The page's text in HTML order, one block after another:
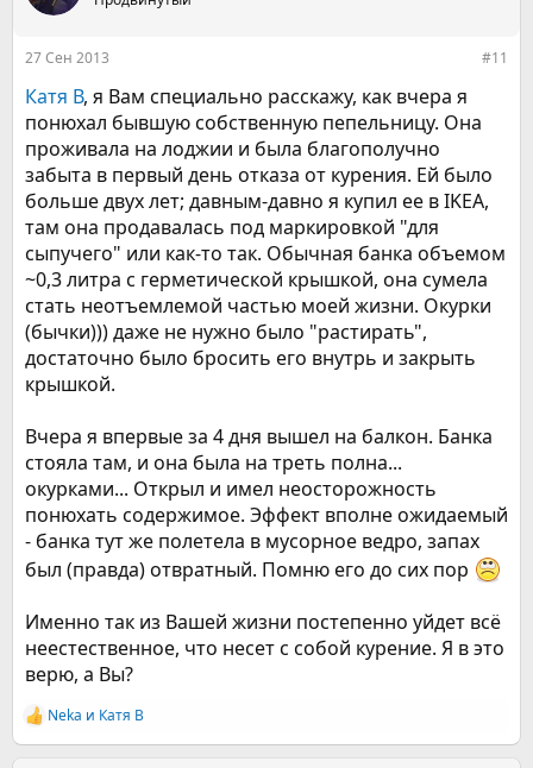
и
27 Сен 2013 #11
Катя В, я Вам специально расскажу, как вчера я
понюхал бывшую собственную пепельницу. Она
проживала на лоджии и была благополучно
забыта в первый день отказа от курения. Ей было
больше двух лет; давным-давно я купил ее в IKEA,
там она продавалась под маркировкой "для
сыпучего" или как-то так. Обычная банка объемом
~0,3 литра с герметической крышкой, она сумела
стать неотъемлемой частью моей жизни. Окурки
(бычки))) даже не нужно было "растирать",
достаточно было бросить его внутрь и закрыть
крышкой.
Вчера я впервые за 4 дня вышел на балкон. Банка
стояла там, и она была на треть полна...
окурками... Открыл и имел неосторожность
понюхать содержимое. Эффект вполне ожидаемый
- банка тут же полетела в мусорное ведро, запах
был (правда) отвратный. Помню его до сих пор
Именно так из Вашей жизни постепенно уйдет всё
неестественное, что несет с собой курение. Я в это
верю, а Вы?
Р
е
Neka и Катя В